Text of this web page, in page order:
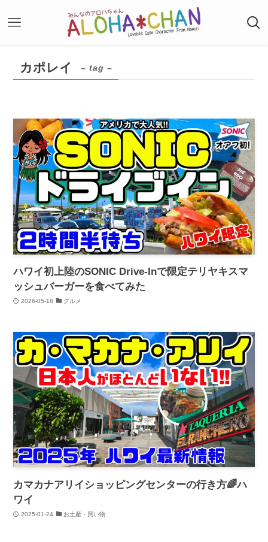
カポレイ – tag –
ハワイ初上陸のSONIC Drive-Inで限定テリヤキスマ
ッシュバーガーを食べてみた
2026-05-18 グルメ
カマカナアリイショッピングセンターの行き方🌈ハ
ワイ
2025-01-24 お土産・買い物